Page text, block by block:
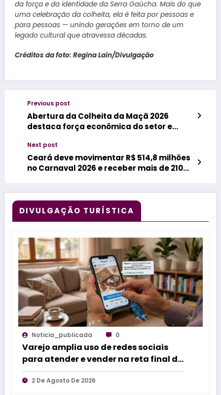
da força e da identidade da Serra Gaúcha. Mais do que
uma celebração da colheita, ela é feita por pessoas e
para pessoas — unindo gerações em torno de um
legado cultural que atravessa décadas.
Créditos da foto: Regina Lain/Divulgação
Previous post
Abertura da Colheita da Maçã 2026
destaca força econômica do setor e
Next post
Ceará deve movimentar R$ 514,8 milhões
no Carnaval 2026 e receber mais de 210
DIVULGAÇÃO TURÍSTICA
Noticia_publicada 0
Varejo amplia uso de redes sociais
para atender e vender na reta final do
Dia dos Pais
2 De Agosto De 2026